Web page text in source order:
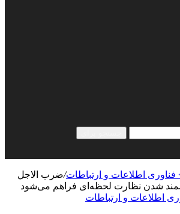
اطلاعات و ارتباطات/ضرب الاجل
شدن نظارت لحظه‌ای فراهم می‌شود
اطلاعات و ارتباطات